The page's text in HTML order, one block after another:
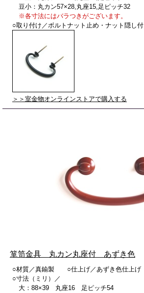
豆小：丸カン57×28,丸座15,足ピッチ32
※各寸法にはバラつきがございます。
○取り付け／ボルトナット止め・ナット隠し付
＞＞室金物オンラインストアで購入する
箪笥金具 丸カン丸座付 あずき色
○材質／真鍮製 ○仕上げ／あずき色仕上げ
○寸法（ミリ）／
大：88×39 丸座16 足ピッチ54